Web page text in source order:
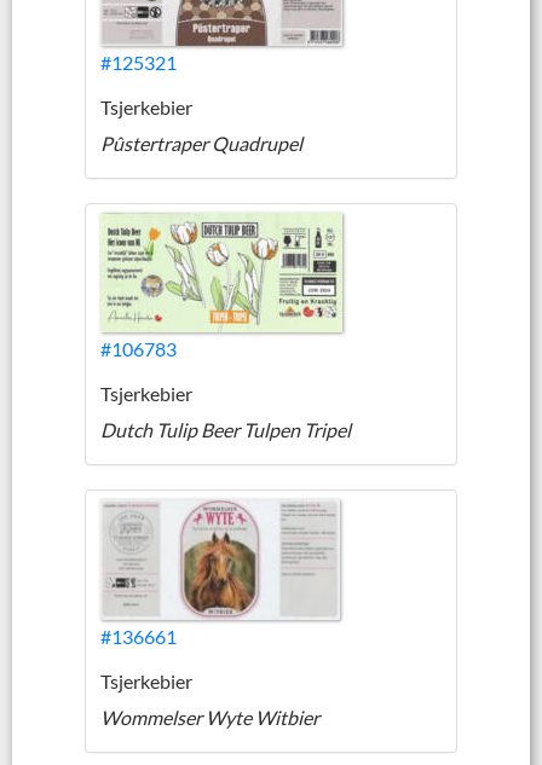
#125321
Tsjerkebier
Pûstertraper Quadrupel
#106783
Tsjerkebier
Dutch Tulip Beer Tulpen Tripel
#136661
Tsjerkebier
Wommelser Wyte Witbier